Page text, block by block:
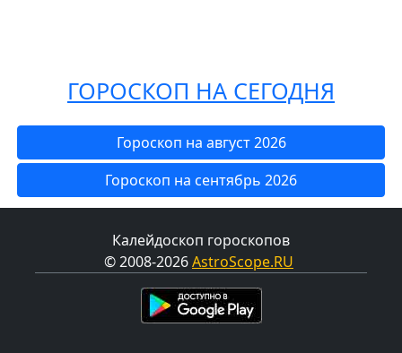
ГОРОСКОП НА СЕГОДНЯ
Гороскоп на август 2026
Гороскоп на сентябрь 2026
Калейдоскоп гороскопов
© 2008-2026AstroScope.RU